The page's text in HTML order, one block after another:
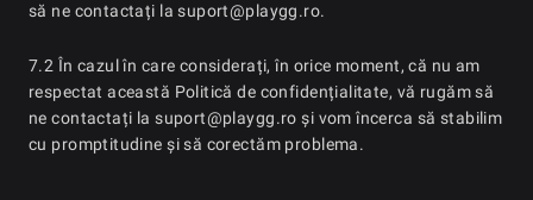
să ne contactați la suport@playgg.ro.
7.2 În cazul în care considerați, în orice moment, că nu am
respectat această Politică de confidențialitate, vă rugăm să
ne contactați la suport@playgg.ro și vom încerca să stabilim
cu promptitudine și să corectăm problema.